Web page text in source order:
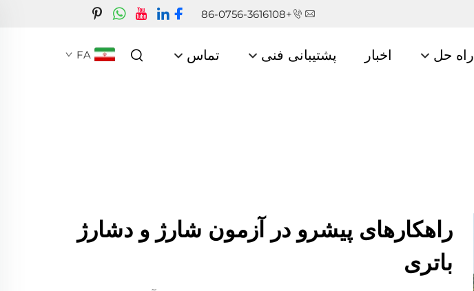
+86-0756-3616108
راه حل اخبار پشتیبانی فنی تماس FA
راهکارهای پیشرو در آزمون شارژ و دشارژ
باتری